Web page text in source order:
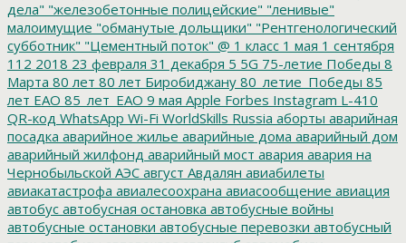
дела" "железобетонные полицейские" "ленивые"
малоимущие "обманутые дольщики" "Рентгенологический
субботник" "Цементный поток" @ 1 класс 1 мая 1 сентября
112 2018 23 февраля 31 декабря 5 5G 75-летие Победы 8
Марта 80 лет 80 лет Биробиджану 80_летие_Победы 85
лет ЕАО 85_лет_ЕАО 9 мая Apple Forbes Instagram L-410
QR-код WhatsApp Wi-Fi WorldSkills Russia аборты аварийная
посадка аварийное жилье аварийные дома аварийный дом
аварийный жилфонд аварийный мост авария авария на
Чернобыльской АЭС август Авдалян авиабилеты
авиакатастрофа авиалесоохрана авиасообщение авиация
автобус автобусная остановка автобусные войны
автобусные остановки автобусные перевозки автобусный